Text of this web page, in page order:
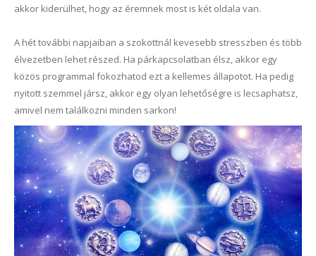
akkor kiderülhet, hogy az éremnek most is két oldala van.
A hét további napjaiban a szokottnál kevesebb stresszben és több
élvezetben lehet részed. Ha párkapcsolatban élsz, akkor egy
közös programmal fokozhatod ezt a kellemes állapotot. Ha pedig
nyitott szemmel jársz, akkor egy olyan lehetőségre is lecsaphatsz,
amivel nem találkozni minden sarkon!